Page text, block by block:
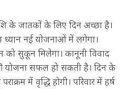
के जातकों के लिए दिन अच्छा है।
नई योजनाओं में लगेगा।
को सुकून मिलेगा। कानूनी विवाद
योजना सफल हो सकती है। दिन के
में वृद्धि होगी। परिवार में हर्ष